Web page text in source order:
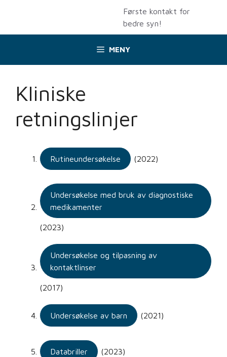
Første kontakt for
bedre syn!
MENY
Kliniske
retningslinjer
Rutineundersøkelse (2022)
Undersøkelse med bruk av diagnostiske
medikamenter
(2023)
Undersøkelse og tilpasning av
kontaktlinser
(2017)
Undersøkelse av barn (2021)
Databriller (2023)